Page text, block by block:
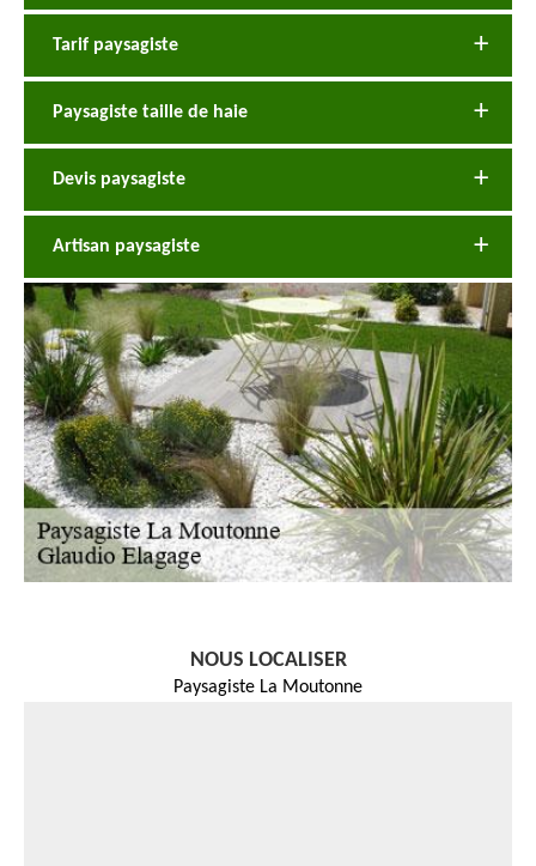
Tarif paysagiste
Paysagiste taille de haie
Devis paysagiste
Artisan paysagiste
NOUS LOCALISER
Paysagiste La Moutonne